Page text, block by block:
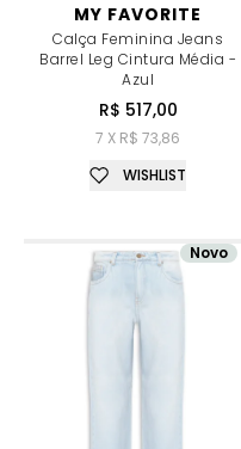
MY FAVORITE
Calça Feminina Jeans
Barrel Leg Cintura Média -
Azul
R$ 517,00
7 X R$ 73,86
WISHLIST
Novo